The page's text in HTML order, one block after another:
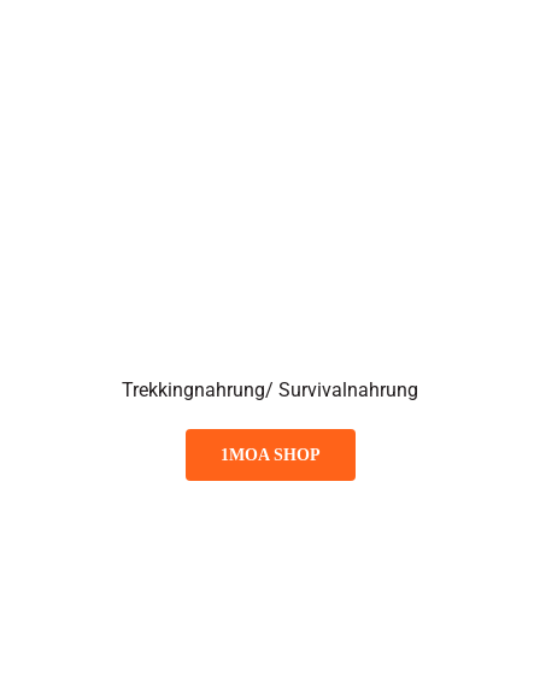
Trekkingnahrung/ Survivalnahrung
1MOA SHOP